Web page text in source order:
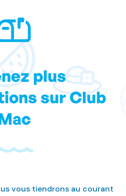
plus
sur Club
vous tiendrons au courant